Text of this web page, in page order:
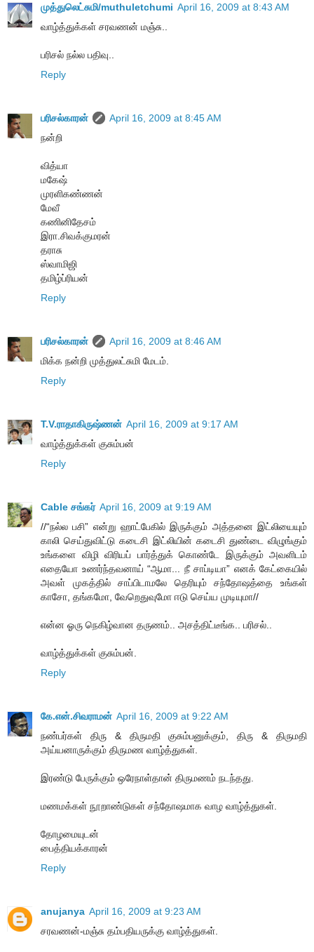
முத்துலெட்சுமி/muthuletchumi April 16, 2009 at 8:43 AM
வாழ்த்துக்கள் சரவணன் மஞ்சு..
பரிசல் நல்ல பதிவு..
Reply
பரிசல்காரன்
April 16, 2009 at 8:45 AM
நன்றி
வித்யா
மகேஷ்
முரளிகண்ணன்
மேவீ
கணினிதேசம்
இரா.சிவக்குமரன்
தராசு
ஸ்வாமிஜி
தமிழ்ப்ரியன்
Reply
பரிசல்காரன்
April 16, 2009 at 8:46 AM
மிக்க நன்றி முத்துலட்சுமி மேடம்.
Reply
T.V.ராதாகிருஷ்ணன் April 16, 2009 at 9:17 AM
வாழ்த்துக்கள் குசும்பன்
Reply
Cable சங்கர் April 16, 2009 at 9:19 AM
//“நல்ல பசி” என்று ஹாட்பேகில் இருக்கும் அத்தனை இட்லியையும்
காலி செய்துவிட்டு கடைசி இட்லியின் கடைசி துண்டை விழுங்கும்
உங்களை விழி விரியப் பார்த்துக் கொண்டே இருக்கும் அவளிடம்
எதையோ உணர்ந்தவனாய் “ஆமா... நீ சாப்டியா” எனக் கேட்கையில்
அவள் முகத்தில் சாப்பிடாமலே தெரியும் சந்தோஷத்தை உங்கள்
காசோ, தங்கமோ, வேறெதுவுமோ ஈடு செய்ய முடியுமா//
என்ன ஓரு நெகிழ்வான தருணம்.. அசத்திட்டீங்க.. பரிசல்..
வாழ்த்துக்கள் குசும்பன்.
Reply
கே.என்.சிவராமன் April 16, 2009 at 9:22 AM
நண்பர்கள் திரு & திருமதி குசும்பனுக்கும், திரு & திருமதி
அய்யனாருக்கும் திருமண வாழ்த்துகள்.
இரண்டு பேருக்கும் ஒரேநாள்தான் திருமணம் நடந்தது.
மணமக்கள் நூறாண்டுகள் சந்தோஷமாக வாழ வாழ்த்துகள்.
தோழமையுடன்
பைத்தியக்காரன்
Reply
anujanya April 16, 2009 at 9:23 AM
சரவணன்-மஞ்சு தம்பதியருக்கு வாழ்த்துகள்.